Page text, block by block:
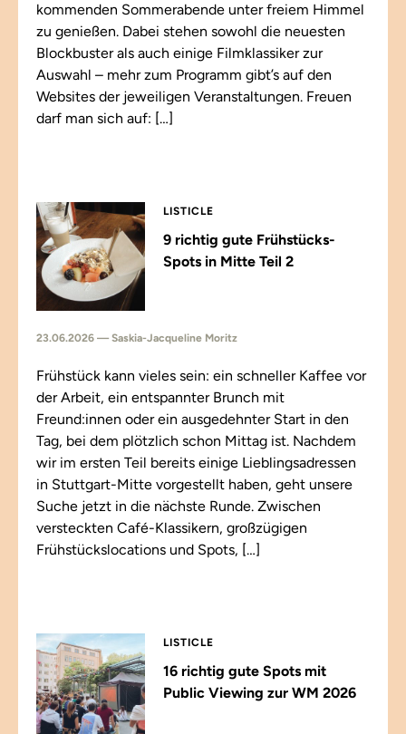
kommenden Sommerabende unter freiem Himmel
zu genießen. Dabei stehen sowohl die neuesten
Blockbuster als auch einige Filmklassiker zur
Auswahl – mehr zum Programm gibt’s auf den
Websites der jeweiligen Veranstaltungen. Freuen
darf man sich auf: […]
LISTICLE
9 richtig gute Frühstücks-
Spots in Mitte Teil 2
23.06.2026 — Saskia-Jacqueline Moritz
Frühstück kann vieles sein: ein schneller Kaffee vor
der Arbeit, ein entspannter Brunch mit
Freund:innen oder ein ausgedehnter Start in den
Tag, bei dem plötzlich schon Mittag ist. Nachdem
wir im ersten Teil bereits einige Lieblingsadressen
in Stuttgart-Mitte vorgestellt haben, geht unsere
Suche jetzt in die nächste Runde. Zwischen
versteckten Café-Klassikern, großzügigen
Frühstückslocations und Spots, […]
LISTICLE
16 richtig gute Spots mit
Public Viewing zur WM 2026